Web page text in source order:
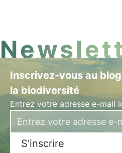
Inscrivez-vous au
la biodiversité
Entrez votre adresse e-mail
S'inscrire